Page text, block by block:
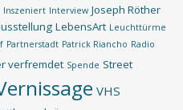
Inszeniert Interview Joseph Röther
LebensArt Leuchttürme
Partnerstadt Patrick Riancho Radio
verfremdet Spende Street
VHS